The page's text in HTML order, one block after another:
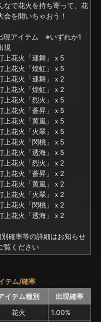
なで花火を持ち寄って、花
会を開いちゃおう！
現アイテム ※いずれか1
現
上花火「連舞」ｘ5
上花火「煌虹」ｘ5
上花火「連舞」ｘ2
上花火「煌虹」ｘ2
上花火「烈火」ｘ5
上花火「蒼昇」ｘ5
上花火「黄嵐」ｘ5
上花火「火翠」ｘ5
上花火「閃桃」ｘ5
上花火「透海」ｘ5
上花火「烈火」ｘ2
上花火「蒼昇」ｘ2
上花火「黄嵐」ｘ2
上花火「火翠」ｘ2
上花火「閃桃」ｘ2
上花火「透海」ｘ2
確率等の詳細はお知らせ
覧ください
テム/確率
イテム種別
出現確率
花火 1.00%